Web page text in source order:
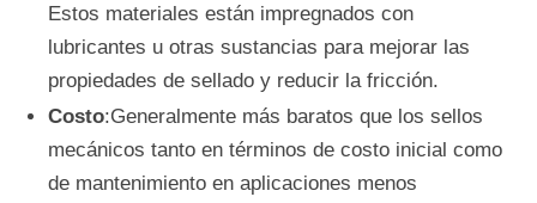
Estos materiales están impregnados con
lubricantes u otras sustancias para mejorar las
propiedades de sellado y reducir la fricción.
Costo:Generalmente más baratos que los sellos
mecánicos tanto en términos de costo inicial como
de mantenimiento en aplicaciones menos